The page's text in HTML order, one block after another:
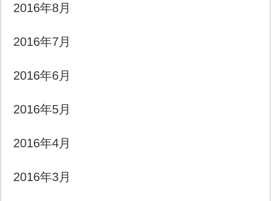
2016年8月
2016年7月
2016年6月
2016年5月
2016年4月
2016年3月